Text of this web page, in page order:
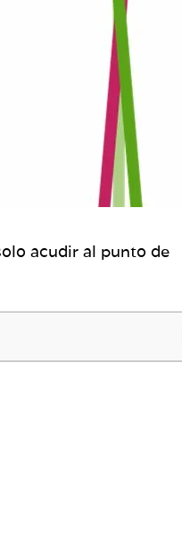
acudir al punto de